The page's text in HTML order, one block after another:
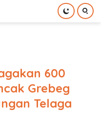
600
Grebeg
Telaga